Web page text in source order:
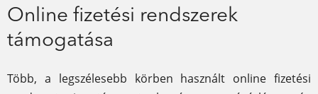
Online fizetési rendszerek
támogatása
Több, a legszélesebb körben használt online fizetési